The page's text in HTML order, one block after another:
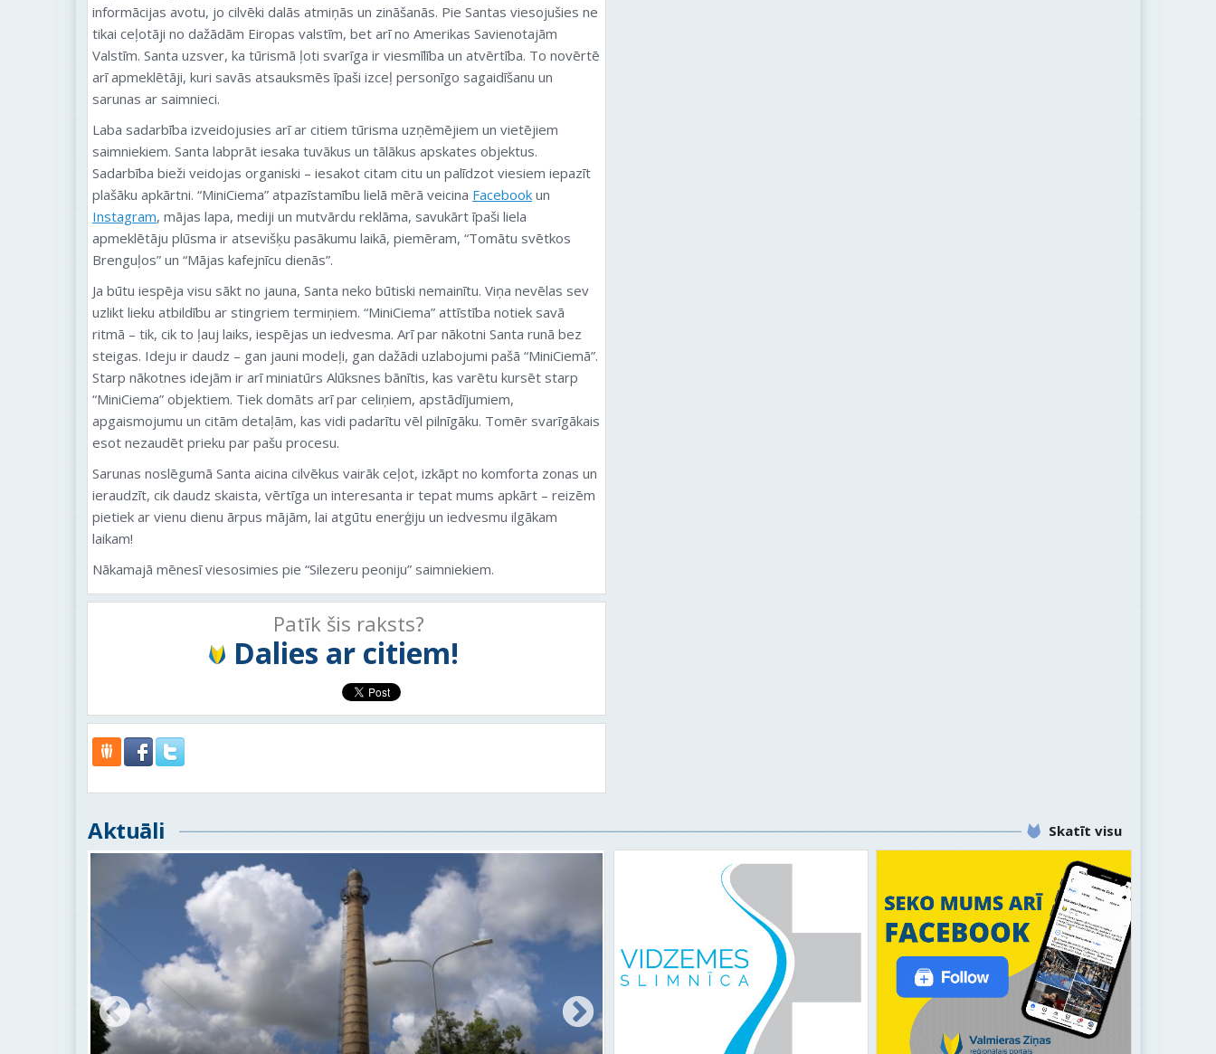
informācijas avotu, jo cilvēki dalās atmiņās un zināšanās. Pie Santas viesojušies ne
tikai ceļotāji no dažādām Eiropas valstīm, bet arī no Amerikas Savienotajām
Valstīm. Santa uzsver, ka tūrismā ļoti svarīga ir viesmīlība un atvērtība. To novērtē
arī apmeklētāji, kuri savās atsauksmēs īpaši izceļ personīgo sagaidīšanu un
sarunas ar saimnieci.
Laba sadarbība izveidojusies arī ar citiem tūrisma uzņēmējiem un vietējiem
saimniekiem. Santa labprāt iesaka tuvākus un tālākus apskates objektus.
Sadarbība bieži veidojas organiski – iesakot citam citu un palīdzot viesiem iepazīt
plašāku apkārtni. “MiniCiema” atpazīstamību lielā mērā veicina Facebook un
Instagram, mājas lapa, mediji un mutvārdu reklāma, savukārt īpaši liela
apmeklētāju plūsma ir atsevišķu pasākumu laikā, piemēram, “Tomātu svētkos
Brenguļos” un “Mājas kafejnīcu dienās”.
Ja būtu iespēja visu sākt no jauna, Santa neko būtiski nemainītu. Viņa nevēlas sev
uzlikt lieku atbildību ar stingriem termiņiem. “MiniCiema” attīstība notiek savā
ritmā – tik, cik to ļauj laiks, iespējas un iedvesma. Arī par nākotni Santa runā bez
steigas. Ideju ir daudz – gan jauni modeļi, gan dažādi uzlabojumi pašā “MiniCiemā”.
Starp nākotnes idejām ir arī miniatūrs Alūksnes bānītis, kas varētu kursēt starp
“MiniCiema” objektiem. Tiek domāts arī par celiņiem, apstādījumiem,
apgaismojumu un citām detaļām, kas vidi padarītu vēl pilnīgāku. Tomēr svarīgākais
esot nezaudēt prieku par pašu procesu.
Sarunas noslēgumā Santa aicina cilvēkus vairāk ceļot, izkāpt no komforta zonas un
ieraudzīt, cik daudz skaista, vērtīga un interesanta ir tepat mums apkārt – reizēm
pietiek ar vienu dienu ārpus mājām, lai atgūtu enerģiju un iedvesmu ilgākam
laikam!
Nākamajā mēnesī viesosimies pie “Silezeru peoniju” saimniekiem.
Patīk šis raksts?
Dalies ar citiem!
Aktuāli Skatīt visu